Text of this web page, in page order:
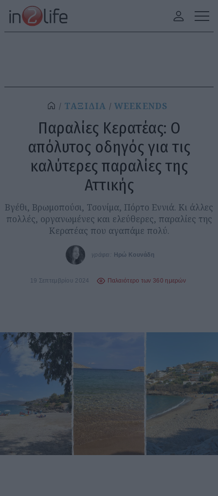
ΤΑΞΙΔΙΑ WEEKENDS
Παραλίες Κερατέας: Ο
απόλυτος οδηγός για τις
καλύτερες παραλίες της
Αττικής
Βγέθι, Βρωμοπούσι, Τσονίμα, Πόρτο Εννιά. Κι άλλες
πολλές, οργανωμένες και ελεύθερες, παραλίες της
Κερατέας που αγαπάμε πολύ.
γράφει: Ηρώ Κουνάδη
19 Σεπτεμβρίου 2024 Παλαιότερο των 360 ημερών